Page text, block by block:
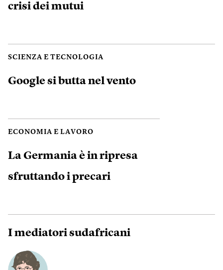
crisi dei mutui
SCIENZA E TECNOLOGIA
Google si butta nel vento
ECONOMIA E LAVORO
La Germania è in ripresa
sfruttando i precari
I mediatori sudafricani